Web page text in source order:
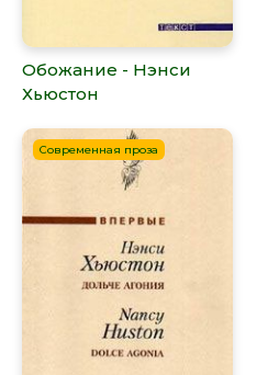
Обожание - Нэнси
Хьюстон
Современная проза